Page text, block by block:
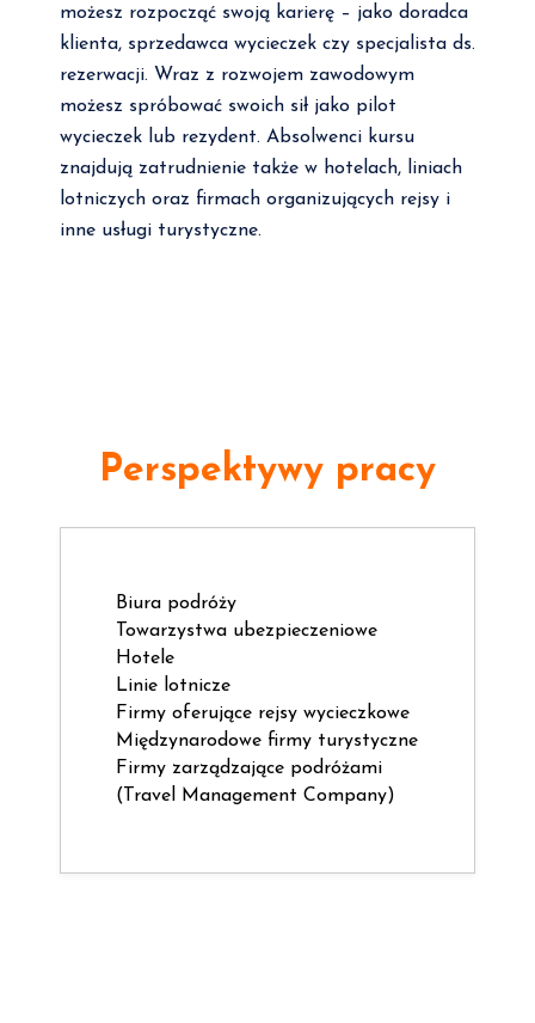
możesz rozpocząć swoją karierę – jako doradca
klienta, sprzedawca wycieczek czy specjalista ds.
rezerwacji. Wraz z rozwojem zawodowym
możesz spróbować swoich sił jako pilot
wycieczek lub rezydent. Absolwenci kursu
znajdują zatrudnienie także w hotelach, liniach
lotniczych oraz firmach organizujących rejsy i
inne usługi turystyczne.
Perspektywy pracy
Biura podróży
Towarzystwa ubezpieczeniowe
Hotele
Linie lotnicze
Firmy oferujące rejsy wycieczkowe
Międzynarodowe firmy turystyczne
Firmy zarządzające podróżami
(Travel Management Company)